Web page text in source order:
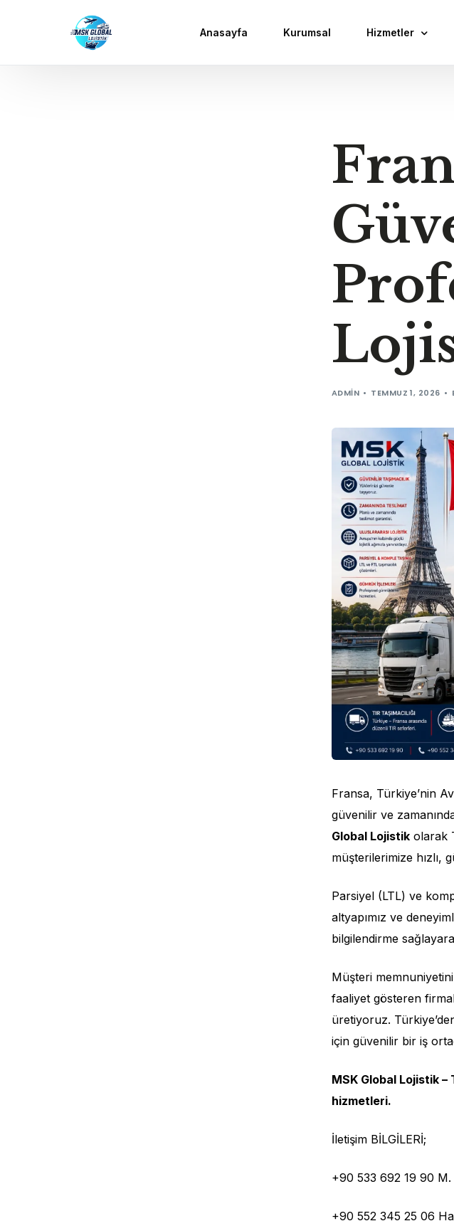
Anasayfa Kurumsal Hizmetler
Gümrük
Dış Ticaret ve
Karayolu Lojistik
Depolama Ve
Havayolu Lojistik
ADMIN TEMMUZ 1, 2026
Fransa, Türkiye’nin
güvenilir ve
Global Lojistikolarak
müşterilerimize hızlı,
Parsiyel (LTL) ve
altyapımız ve
bilgilendirme
Müşteri
faaliyet gösteren
üretiyoruz.
için güvenilir bir iş
MSK Global Lojistik
hizmetleri.
İletişim BİLGİLERİ;
+90 533 692 19 90 M.
+90 552 345 25 06